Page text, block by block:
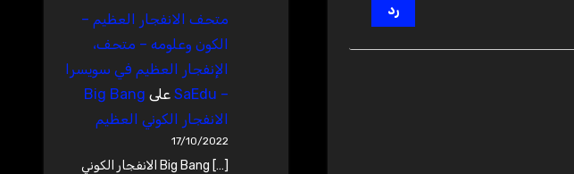
رد
متحف الانفجار العظيم –
‫الكون وعلومه – متحف،
الإنفجار العظيم في سويسرا
– SaEdu
على Big Bang
الانفجار الكوني العظيم
17/10/2022
[…] Big Bang الانفجار الكوني